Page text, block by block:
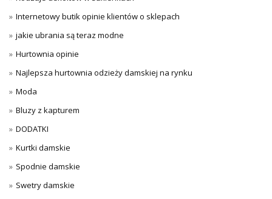
Internetowy butik opinie klientów o sklepach
jakie ubrania są teraz modne
Hurtownia opinie
Najlepsza hurtownia odzieży damskiej na rynku
Moda
Bluzy z kapturem
DODATKI
Kurtki damskie
Spodnie damskie
Swetry damskie